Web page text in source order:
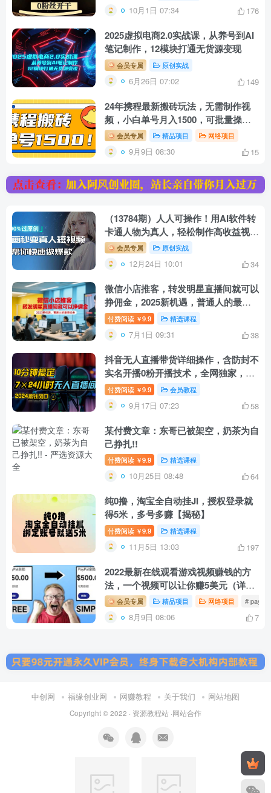
10月1日 07:34 176
2025虚拟电商2.0实战课，从养号到AI
笔记制作，12模块打通无货源变现
会员专属 原创实战
6月26日 07:02 149
24年携程最新搬砖玩法，无需制作视
频，小白单号月入1500，可批量操
作！会员专属 精品项目 网络项目
9月9日 08:30 15
（13784期）人人可操作！用AI软件转
卡通人物为真人，轻松制作高收益视
频！会员专属 原创实战
12月24日 10:01 34
微信小店推客，转发明星直播间就可以
挣佣金，2025新机遇，普通人的最佳
机会
付费阅读 ￥9.9 精选课程
7月1日 09:31 38
抖音无人直播带货详细操作，含防封不
实名开播0粉开播技术，全网独家，24
小时必出单
付费阅读 ￥9.9 会员教程
9月17日 07:23 58
某付费文章：东哥已被架空，奶茶为自
己挣扎!!
付费阅读 ￥9.9 精选课程
10月25日 08:48 64
纯0撸，淘宝全自动挂JI，授权登录就
得5米，多号多赚【揭秘】
付费阅读 ￥9.9 精选课程
11月5日 13:03 197
2022最新在线观看游戏视频赚钱的方
法，一个视频可以让你赚5美元（详细
过程）￼
会员专属 精品项目 网络项目 #
8月9日 08:06 7
中创网 福缘创业网 网赚教程 关于我们 网站地图
Copyright © 2022 · 资源教程站 ·网站合作